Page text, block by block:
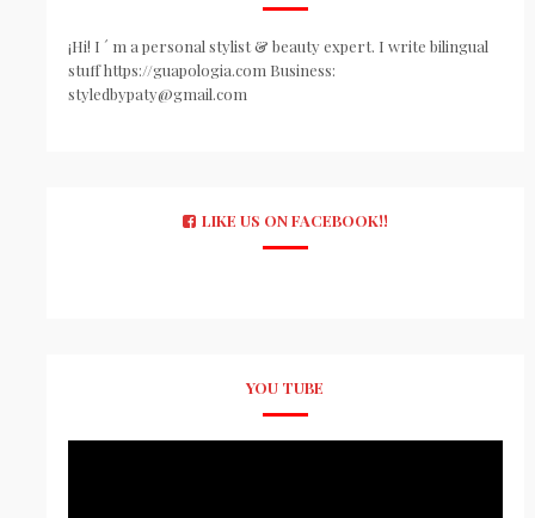
¡Hi! I ´ m a personal stylist & beauty expert. I write bilingual
stuff https://guapologia.com Business:
styledbypaty@gmail.com
LIKE US ON FACEBOOK!!
YOU TUBE